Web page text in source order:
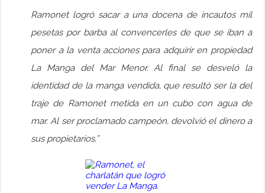
Ramonet logró sacar a una docena de incautos mil
pesetas por barba al convencerles de que se iban a
poner a la venta acciones para adquirir en propiedad
La Manga del Mar Menor. Al final se desveló la
identidad de la manga vendida, que resultó ser la del
traje de Ramonet metida en un cubo con agua de
mar. Al ser proclamado campeón, devolvió el dinero a
sus propietarios.”